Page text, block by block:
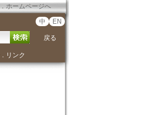
． ホームページへ
中 EN
戻る
． リンク